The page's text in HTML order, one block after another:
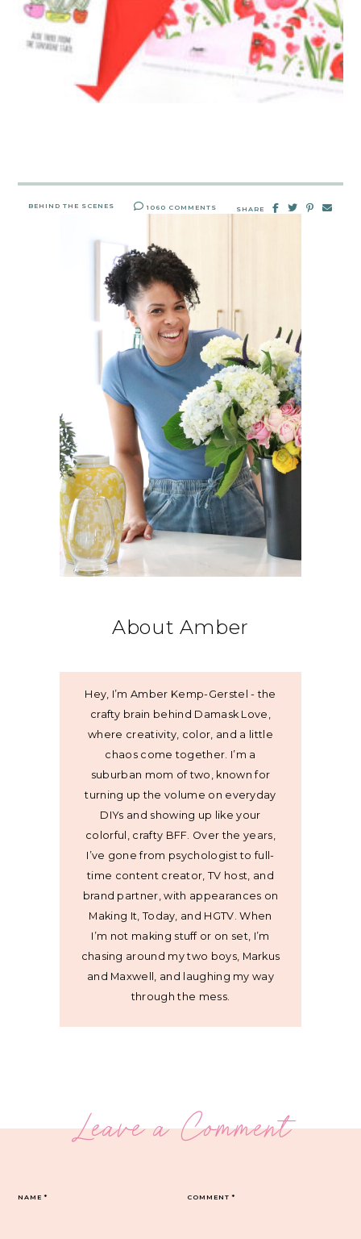
BEHIND THE SCENES 1060 COMMENTS SHARE
About Amber
Hey, I’m Amber Kemp-Gerstel - the
crafty brain behind Damask Love,
where creativity, color, and a little
chaos come together. I’m a
suburban mom of two, known for
turning up the volume on everyday
DIYs and showing up like your
colorful, crafty BFF. Over the years,
I’ve gone from psychologist to full-
time content creator, TV host, and
brand partner, with appearances on
Making It, Today, and HGTV. When
I’m not making stuff or on set, I’m
chasing around my two boys, Markus
and Maxwell, and laughing my way
through the mess.
Leave a Comment
COMMENT*
NAME*